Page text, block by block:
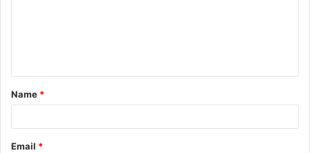
Name *
Email *